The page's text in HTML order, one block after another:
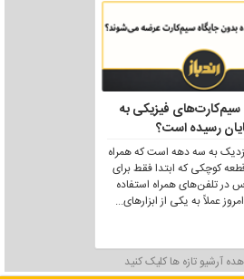
سیم‌کارت‌های فیزیکی به
رسیده است؟
به سه دهه است که همراه
کوچکی که ابتدا فقط برای
در تلفن‌های همراه استفاده
عملاً به یکی از ابزارهای...
آرشیو تازه ها کلیک کنید